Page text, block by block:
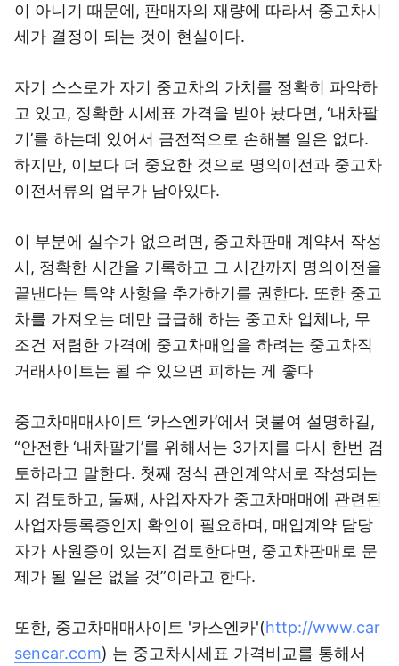
이 아니기 때문에, 판매자의 재량에 따라서 중고차시
세가 결정이 되는 것이 현실이다.
자기 스스로가 자기 중고차의 가치를 정확히 파악하
고 있고, 정확한 시세표 가격을 받아 놨다면, ‘내차팔
기’를 하는데 있어서 금전적으로 손해볼 일은 없다.
하지만, 이보다 더 중요한 것으로 명의이전과 중고차
이전서류의 업무가 남아있다.
이 부분에 실수가 없으려면, 중고차판매 계약서 작성
시, 정확한 시간을 기록하고 그 시간까지 명의이전을
끝낸다는 특약 사항을 추가하기를 권한다. 또한 중고
차를 가져오는 데만 급급해 하는 중고차 업체나, 무
조건 저렴한 가격에 중고차매입을 하려는 중고차직
거래사이트는 될 수 있으면 피하는 게 좋다
중고차매매사이트 ‘카스엔카’에서 덧붙여 설명하길,
“안전한 ‘내차팔기’를 위해서는 3가지를 다시 한번 검
토하라고 말한다. 첫째 정식 관인계약서로 작성되는
지 검토하고, 둘째, 사업자자가 중고차매매에 관련된
사업자등록증인지 확인이 필요하며, 매입계약 담당
자가 사원증이 있는지 검토한다면, 중고차판매로 문
제가 될 일은 없을 것”이라고 한다.
또한, 중고차매매사이트 '카스엔카'(http://www.car
sencar.com) 는 중고차시세표 가격비교를 통해서